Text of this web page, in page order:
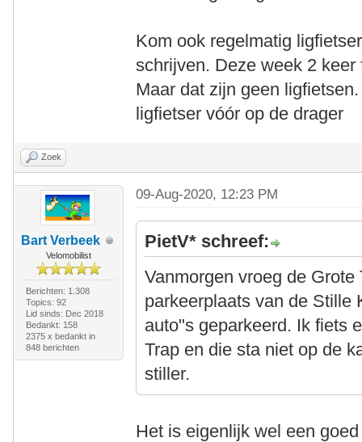
Kom ook regelmatig
schrijven. Deze week 2
Maar dat zijn geen
ligfietser vóór op de drager
Zoek
Bart Verbeek
Velomobilist
Berichten: 1.308
Topics: 92
Lid sinds: Dec 2018
Bedankt: 158
2375 x bedankt in
848 berichten
09-Aug-2020, 12:23 PM
PietV* schreef:
Vanmorgen vroeg de
parkeerplaats van de Stille
auto"s geparkeerd. Ik fiets
Trap en die sta niet op de
stiller.
Het is eigenlijk wel een